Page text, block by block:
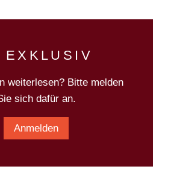
EXKLUSIV
weiterlesen? Bitte melden
sich dafür an.
Anmelden